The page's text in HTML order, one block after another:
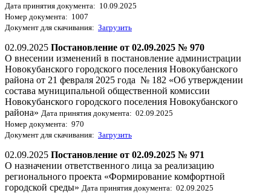
Дата принятия документа: 10.09.2025
Номер документа: 1007
Документ для скачивания: Загрузить
02.09.2025 Постановление от 02.09.2025 № 970
О внесении изменений в постановление администрации
Новокубанского городского поселения Новокубанского
района от 21 февраля 2025 года № 182 «Об утверждении
состава муниципальной общественной комиссии
Новокубанского городского поселения Новокубанского
района» Дата принятия документа: 02.09.2025
Номер документа: 970
Документ для скачивания: Загрузить
02.09.2025 Постановление от 02.09.2025 № 971
О назначении ответственного лица за реализацию
регионального проекта «Формирование комфортной
городской среды» Дата принятия документа: 02.09.2025